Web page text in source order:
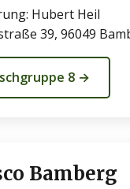
Hubert Heil
39, 96049
8 →
Bamberg